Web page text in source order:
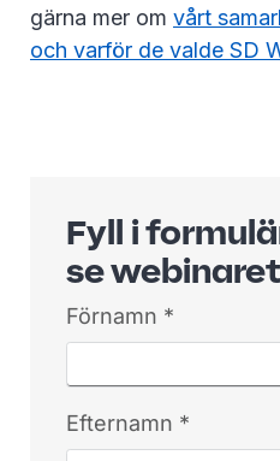
gärna mer om vårt
och varför de valde SD
Fyll i
se webinaret